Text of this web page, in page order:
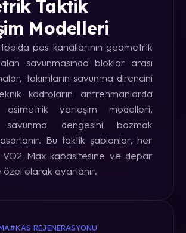
Taktik
Modelleri
pas kanallarının geometrik
savunmasında bloklar arası
takımların savunma direncini
kadroların antrenmanlarda
asimetrik yerleşim modelleri,
savunma dengesini bozmak
Bu taktik şablonlar, her
VO2 Max kapasitesine ve depar
özel olarak ayarlanır.
#KAS REJENERASYONU